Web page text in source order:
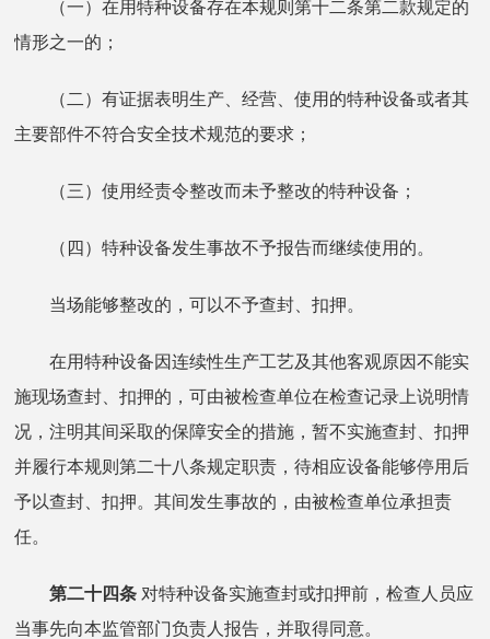
（一）在用特种设备存在本规则第十二条第二款规定的
情形之一的；
（二）有证据表明生产、经营、使用的特种设备或者其
主要部件不符合安全技术规范的要求；
（三）使用经责令整改而未予整改的特种设备；
（四）特种设备发生事故不予报告而继续使用的。
当场能够整改的，可以不予查封、扣押。
在用特种设备因连续性生产工艺及其他客观原因不能实
施现场查封、扣押的，可由被检查单位在检查记录上说明情
况，注明其间采取的保障安全的措施，暂不实施查封、扣押
并履行本规则第二十八条规定职责，待相应设备能够停用后
予以查封、扣押。其间发生事故的，由被检查单位承担责
任。
第二十四条 对特种设备实施查封或扣押前，检查人员应
当事先向本监管部门负责人报告，并取得同意。